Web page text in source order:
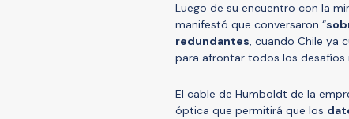
Luego de su encuentro con la
manifestó que conversaron “
redundantes, cuando Chile ya
para afrontar todos los desafíos
El cable de Humboldt de la
óptica que permitirá que los